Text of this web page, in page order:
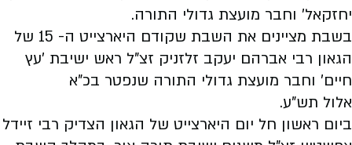
יחזקאל' וחבר מועצת גדולי התורה.
בשבת מציינים את השבת שקודם היארצייט ה- 15 של
הגאון רבי אברהם יעקב זלזניק זצ"ל ראש ישיבת 'עץ
חיים' וחבר מועצת גדולי התורה שנפטר בכ"א
אלול תש"ע.
ביום ראשון חל יום היארצייט של הגאון הצדיק רבי זיידל